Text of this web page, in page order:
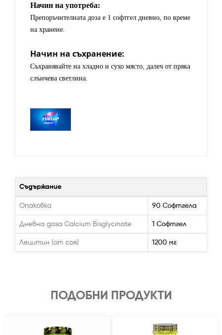
Начин на употреба:
Препоръчителната доза е 1 софтгел дневно, по време
на хранене.
Начин на съхранение:
Съхранявайте на хладно и сухо място, далеч от пряка
слънчева светлина.
Съдържание
Опаковка 90 Софтгела
Дневна доза Calcium Bisglycinate 1 Софтгел
Лецитин (от соя) 1200 мг
ПОДОБНИ ПРОДУКТИ